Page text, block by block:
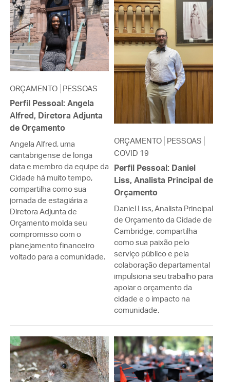
ORÇAMENTO PESSOAS
Perfil Pessoal: Angela
Alfred, Diretora Adjunta
de Orçamento
Angela Alfred, uma
cantabrigense de longa
data e membro da equipe da
Cidade há muito tempo,
compartilha como sua
jornada de estagiária a
Diretora Adjunta de
Orçamento molda seu
compromisso com o
planejamento financeiro
voltado para a comunidade.
ORÇAMENTO PESSOAS
COVID 19
Perfil Pessoal: Daniel
Liss, Analista Principal de
Orçamento
Daniel Liss, Analista Principal
de Orçamento da Cidade de
Cambridge, compartilha
como sua paixão pelo
serviço público e pela
colaboração departamental
impulsiona seu trabalho para
apoiar o orçamento da
cidade e o impacto na
comunidade.